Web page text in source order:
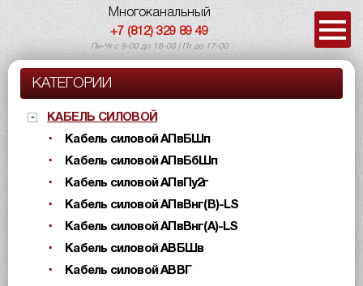
Многоканальный
+7 (812) 329 89 49
Пн-Чт с 9-00 до 18-00 | Пт до 17-00
КАТЕГОРИИ
КАБЕЛЬ СИЛОВОЙ
Кабель силовой АПвБШп
Кабель силовой АПвБбШп
Кабель силовой АПвПу2г
Кабель силовой АПвВнг(B)-LS
Кабель силовой АПвВнг(A)-LS
Кабель силовой АВБШв
Кабель силовой АВВГ